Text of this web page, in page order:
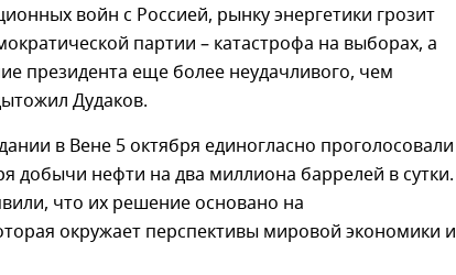
войн с Россией, рынку энергетики грозит
партии – катастрофа на выборах, а
президента еще более неудачливого, чем
Дудаков.
в Вене 5 октября единогласно проголосовали
добычи нефти на два миллиона баррелей в сутки.
что их решение основано на
окружает перспективы мировой экономики и